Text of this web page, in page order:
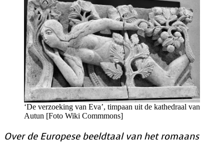
‘De verzoeking van Eva’, timpaan uit de kathedraal van
Autun [Foto Wiki Commmons]
Over de Europese beeldtaal van het romaans